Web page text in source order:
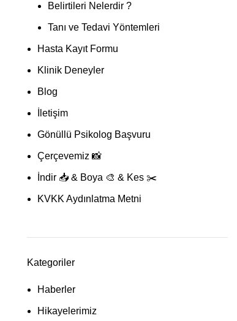
Belirtileri Nelerdir ?
Tanı ve Tedavi Yöntemleri
Hasta Kayıt Formu
Klinik Deneyler
Blog
İletişim
Gönüllü Psikolog Başvuru
Çerçevemiz 📸
İndir 📥 & Boya 🎨 & Kes ✂️
KVKK Aydınlatma Metni
Kategoriler
Haberler
Hikayelerimiz